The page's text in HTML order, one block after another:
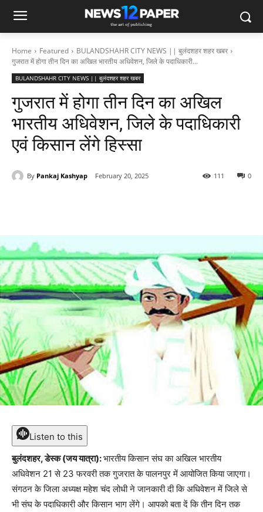
Home Featured
BULANDSHAHR CITY NEWS || बुलंदशहर शहर खबर
गुजरात में होगा तीन दिन का अखिल भारतीय अधिवेशन, जिले के पदाधिकारी...
BULANDSHAHR CITY NEWS || बुलंदशहर शहर खबर
गुजरात में होगा तीन दिन का अखिल
भारतीय अधिवेशन, जिले के पदाधिकारी
एवं किसान लेंगे हिस्सा
By Pankaj Kashyap February 20, 2025 0
111
Listen to this
बुलंदशहर, डेस्क (जय यात्रा):भारतीय किसान संघ का अखिल भारतीय
अधिवेशन 21 से 23 फरवरी तक गुजरात के पालनपुर में आयोजित किया जाएगा।
संगठन के जिला अध्यक्ष महेश चंद लोधी ने जानकारी दी कि अधिवेशन में जिले से
भी संघ के पदाधिकारी और किसान भाग लेंगे। आपको बता दें कि तीन दिन तक